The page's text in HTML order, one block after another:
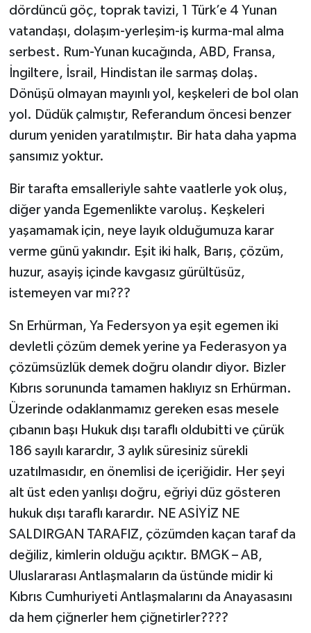
dördüncü göç, toprak tavizi, 1 Türk’e 4 Yunan
vatandaşı, dolaşım-yerleşim-iş kurma-mal alma
serbest. Rum-Yunan kucağında, ABD, Fransa,
İngiltere, İsrail, Hindistan ile sarmaş dolaş.
Dönüşü olmayan mayınlı yol, keşkeleri de bol olan
yol. Düdük çalmıştır, Referandum öncesi benzer
durum yeniden yaratılmıştır. Bir hata daha yapma
şansımız yoktur.
Bir tarafta emsalleriyle sahte vaatlerle yok oluş,
diğer yanda Egemenlikte varoluş. Keşkeleri
yaşamamak için, neye layık olduğumuza karar
verme günü yakındır. Eşit iki halk, Barış, çözüm,
huzur, asayiş içinde kavgasız gürültüsüz,
istemeyen var mı???
Sn Erhürman, Ya Federsyon ya eşit egemen iki
devletli çözüm demek yerine ya Federasyon ya
çözümsüzlük demek doğru olandır diyor. Bizler
Kıbrıs sorununda tamamen haklıyız sn Erhürman.
Üzerinde odaklanmamız gereken esas mesele
çıbanın başı Hukuk dışı taraflı oldubitti ve çürük
186 sayılı karardır, 3 aylık süresiniz sürekli
uzatılmasıdır, en önemlisi de içeriğidir. Her şeyi
alt üst eden yanlışı doğru, eğriyi düz gösteren
hukuk dışı taraflı karardır. NE ASİYİZ NE
SALDIRGAN TARAFIZ, çözümden kaçan taraf da
değiliz, kimlerin olduğu açıktır. BMGK – AB,
Uluslararası Antlaşmaların da üstünde midir ki
Kıbrıs Cumhuriyeti Antlaşmalarını da Anayasasını
da hem çiğnerler hem çiğnetirler????